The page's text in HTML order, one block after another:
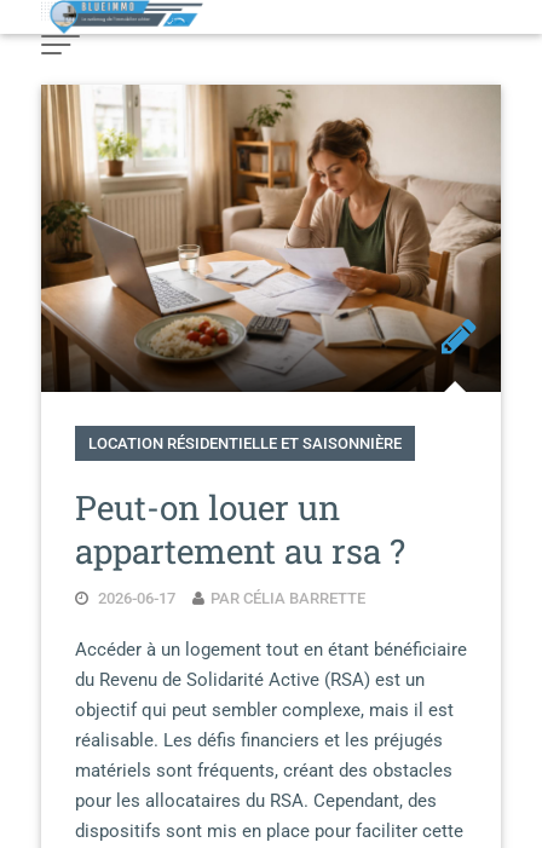
to
LOCATION RÉSIDENTIELLE ET SAISONNIÈRE
Peut-on louer un
appartement au rsa ?
2026-06-17 PAR CÉLIA BARRETTE
Accéder à un logement tout en étant bénéficiaire
du Revenu de Solidarité Active (RSA) est un
objectif qui peut sembler complexe, mais il est
réalisable. Les défis financiers et les préjugés
matériels sont fréquents, créant des obstacles
pour les allocataires du RSA. Cependant, des
dispositifs sont mis en place pour faciliter cette